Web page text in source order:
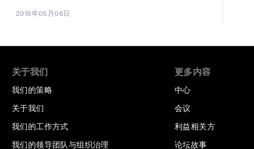
2015年05月06日
关于我们
我们的策略
关于我们
我们的工作方式
我们的领导团队与组织治理
更多内容
中心
会议
利益相关方
论坛故事